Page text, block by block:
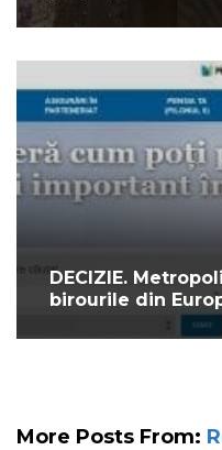
DECIZIE.
birourile din
More Posts From: